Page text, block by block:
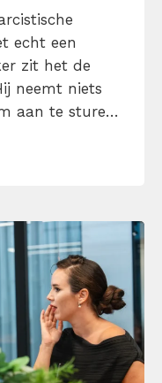
echt een
zit het de
neemt niets
aan te sturen
met